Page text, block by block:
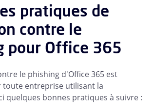
pratiques de
contre le
pour Office 365
le phishing d'Office 365 est
toute entreprise utilisant la
quelques bonnes pratiques à suivre :